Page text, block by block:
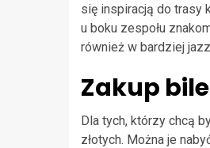
się inspiracją do trasy
u boku zespołu
również w bardziej
Zakup
Dla tych, którzy chcą
złotych. Można je